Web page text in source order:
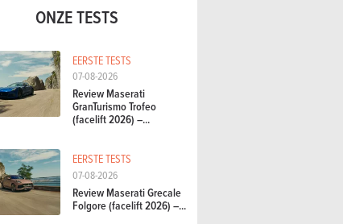
ONZE TESTS
EERSTE TESTS
07-08-2026
Review Maserati
GranTurismo Trofeo
(facelift 2026) –...
EERSTE TESTS
07-08-2026
Review Maserati Grecale
Folgore (facelift 2026) –...